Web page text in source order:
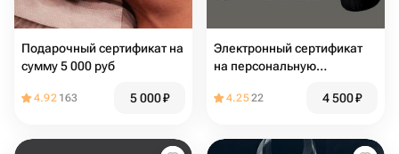
Подарочный сертификат на
сумму 5 000 руб
4.92 163 5 000₽
Электронный сертификат
на персональную
Любой тренер
4.2522 4 500₽